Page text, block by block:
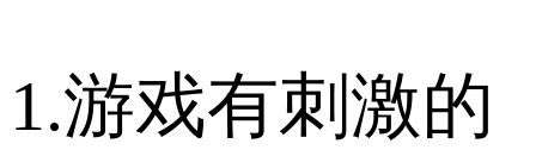
1.游戏有刺激的